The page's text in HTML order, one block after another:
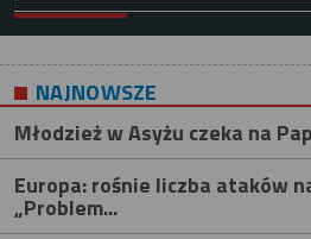
NAJNOWSZE
Młodzież w Asyżu czeka na
Europa: rośnie liczba ataków
„Problem...